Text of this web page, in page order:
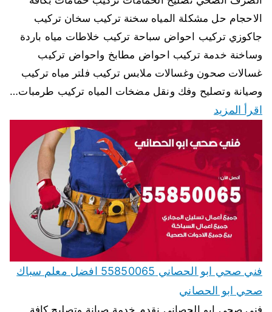
الاحجام حل مشكلة المياه سخنة تركيب سخان تركيب
جاكوزي تركيب احواض سباحة تركيب خلاطات مياه باردة
وساخنة خدمة تركيب احواض مطابخ واحواض تركيب
غسالات صحون وغسالات ملابس تركيب فلتر مياه تركيب
وصيانة وتصليح وفك ونقل مضخات المياه تركيب طرمبات…
اقرأ المزيد
فني صحي ابو الحصاني 55850065 افضل معلم سباك
صحي ابو الحصاني